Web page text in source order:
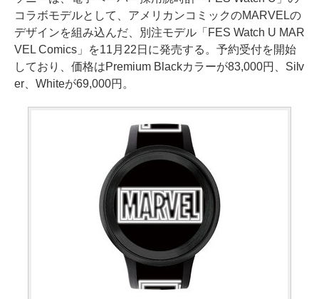
コラボモデルとして、アメリカンコミックのMARVELの
デザインを組み込んだ、別注モデル「FES Watch U MAR
VEL Comics」を11月22日に発売する。予約受付を開始
しており、価格はPremium Blackカラーが83,000円、Silv
er、Whiteが69,000円。